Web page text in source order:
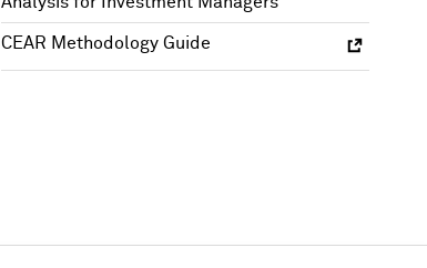
CEAR Methodology Guide